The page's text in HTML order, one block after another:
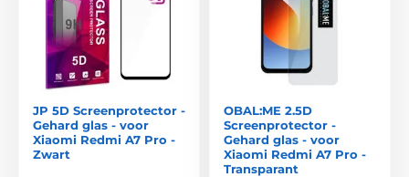
JP 5D Screenprotector -
Gehard glas - voor
Xiaomi Redmi A7 Pro -
Zwart
OBAL:ME 2.5D
Screenprotector -
Gehard glas - voor
Xiaomi Redmi A7 Pro -
Transparant